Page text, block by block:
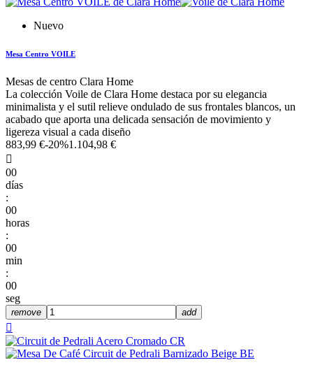
Nuevo
Mesa Centro VOILE
Mesas de centro Clara Home
La colección Voile de Clara Home destaca por su elegancia
minimalista y el sutil relieve ondulado de sus frontales blancos, un
acabado que aporta una delicada sensación de movimiento y
ligereza visual a cada diseño
883,99 €-20%1.104,98 €

00
días
:
00
horas
:
00
min
:
00
seg
remove add
